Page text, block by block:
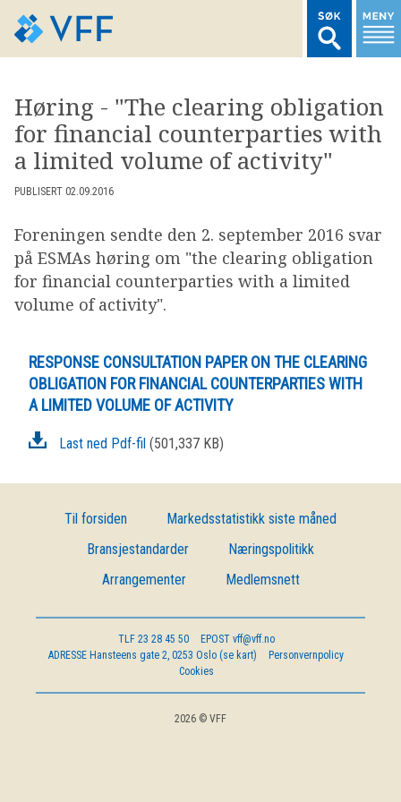
LOGG INN MEDLEMSNETT
MARKEDSSTATISTIKK
FONDSDATA
BRANSJENORMER
AKTUELT
OM VFF
IN ENGLISH
Høring - "The clearing obligation
for financial counterparties with
a limited volume of activity"
PUBLISERT 02.09.2016
Foreningen sendte den 2. september 2016 svar
på ESMAs høring om "the clearing obligation
for financial counterparties with a limited
volume of activity".
RESPONSE CONSULTATION PAPER ON THE CLEARING
OBLIGATION FOR FINANCIAL COUNTERPARTIES WITH
A LIMITED VOLUME OF ACTIVITY
Last ned Pdf-fil (501,337 KB)
Til forsiden
Markedsstatistikk siste måned
Bransjestandarder
Næringspolitikk
Arrangementer
Medlemsnett
TLF 23 28 45 50 EPOST vff@vff.no
ADRESSE Hansteens gate 2, 0253 Oslo (se kart)
Personvernpolicy
Cookies
2026 © VFF